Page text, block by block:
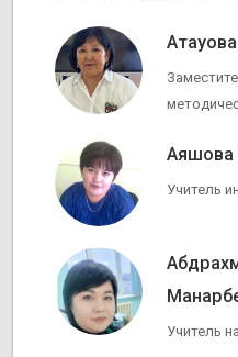
Аяшова
Учитель
Учитель